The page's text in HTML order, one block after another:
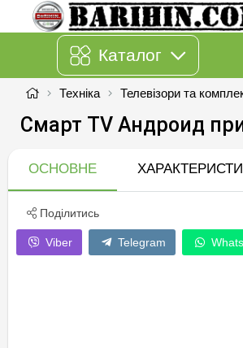
Каталог
Техніка Телевізори та
Смарт TV Андроид
ОСНОВНЕ
Поділитись
Viber Telegram